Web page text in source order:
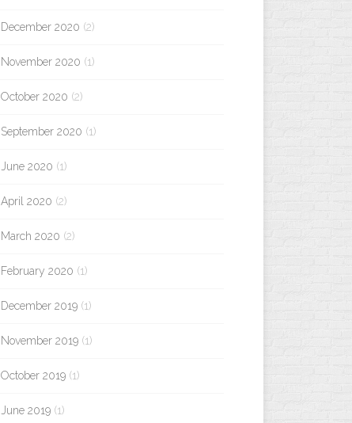
December 2020 (2)
November 2020 (1)
October 2020 (2)
September 2020 (1)
June 2020 (1)
April 2020 (2)
March 2020 (2)
February 2020 (1)
December 2019 (1)
November 2019 (1)
October 2019 (1)
June 2019 (1)